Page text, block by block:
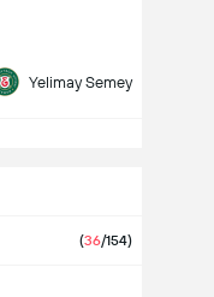
Yelimay Semey
(36/154)